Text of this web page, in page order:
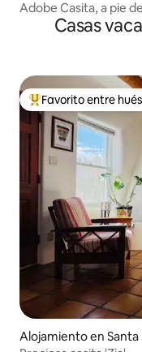
Adobe Casita, a pie
Casas
Favorito entre
Favorito entre
Alojamiento en Santa